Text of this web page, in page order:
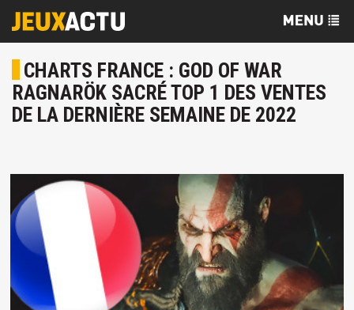
CHARTS FRANCE : GOD OF WAR
RAGNARÖK SACRÉ TOP 1 DES VENTES
DE LA DERNIÈRE SEMAINE DE 2022